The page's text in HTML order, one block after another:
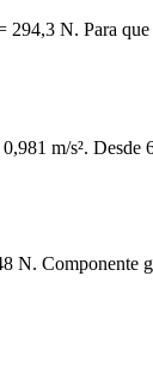
N. Para
m/s².
N. Componente